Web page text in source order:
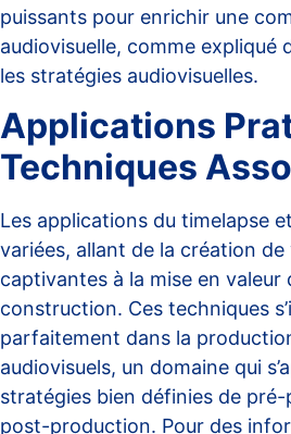
puissants pour enrichir une
audiovisuelle, comme expliqué
les stratégies audiovisuelles.
Applications
Techniques
Les applications du timelapse
variées, allant de la création
captivantes à la mise en valeur
construction. Ces techniques
parfaitement dans la
audiovisuels, un domaine qui
stratégies bien définies de
post-production. Pour des